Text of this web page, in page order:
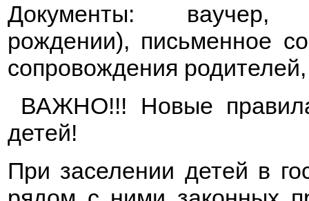
Документы: ваучер,
рождении), письменное
сопровождения
ВАЖНО!!! Новые правила
детей!
При заселении детей в